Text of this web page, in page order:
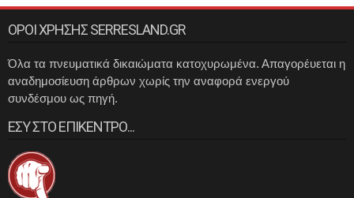
ΟΡΟΙ ΧΡΗΣΗΣ SERRESLAND.GR
Όλα τα πνευματικά δικαιώματα κατοχυρωμένα. Απαγορέυεται η
αναδημοσίευση άρθρων χωρίς την αναφορά ενεργού
συνδέσμου ως πηγή.
ΕΣΥ ΣΤΟ ΕΠΙΚΕΝΤΡΟ...